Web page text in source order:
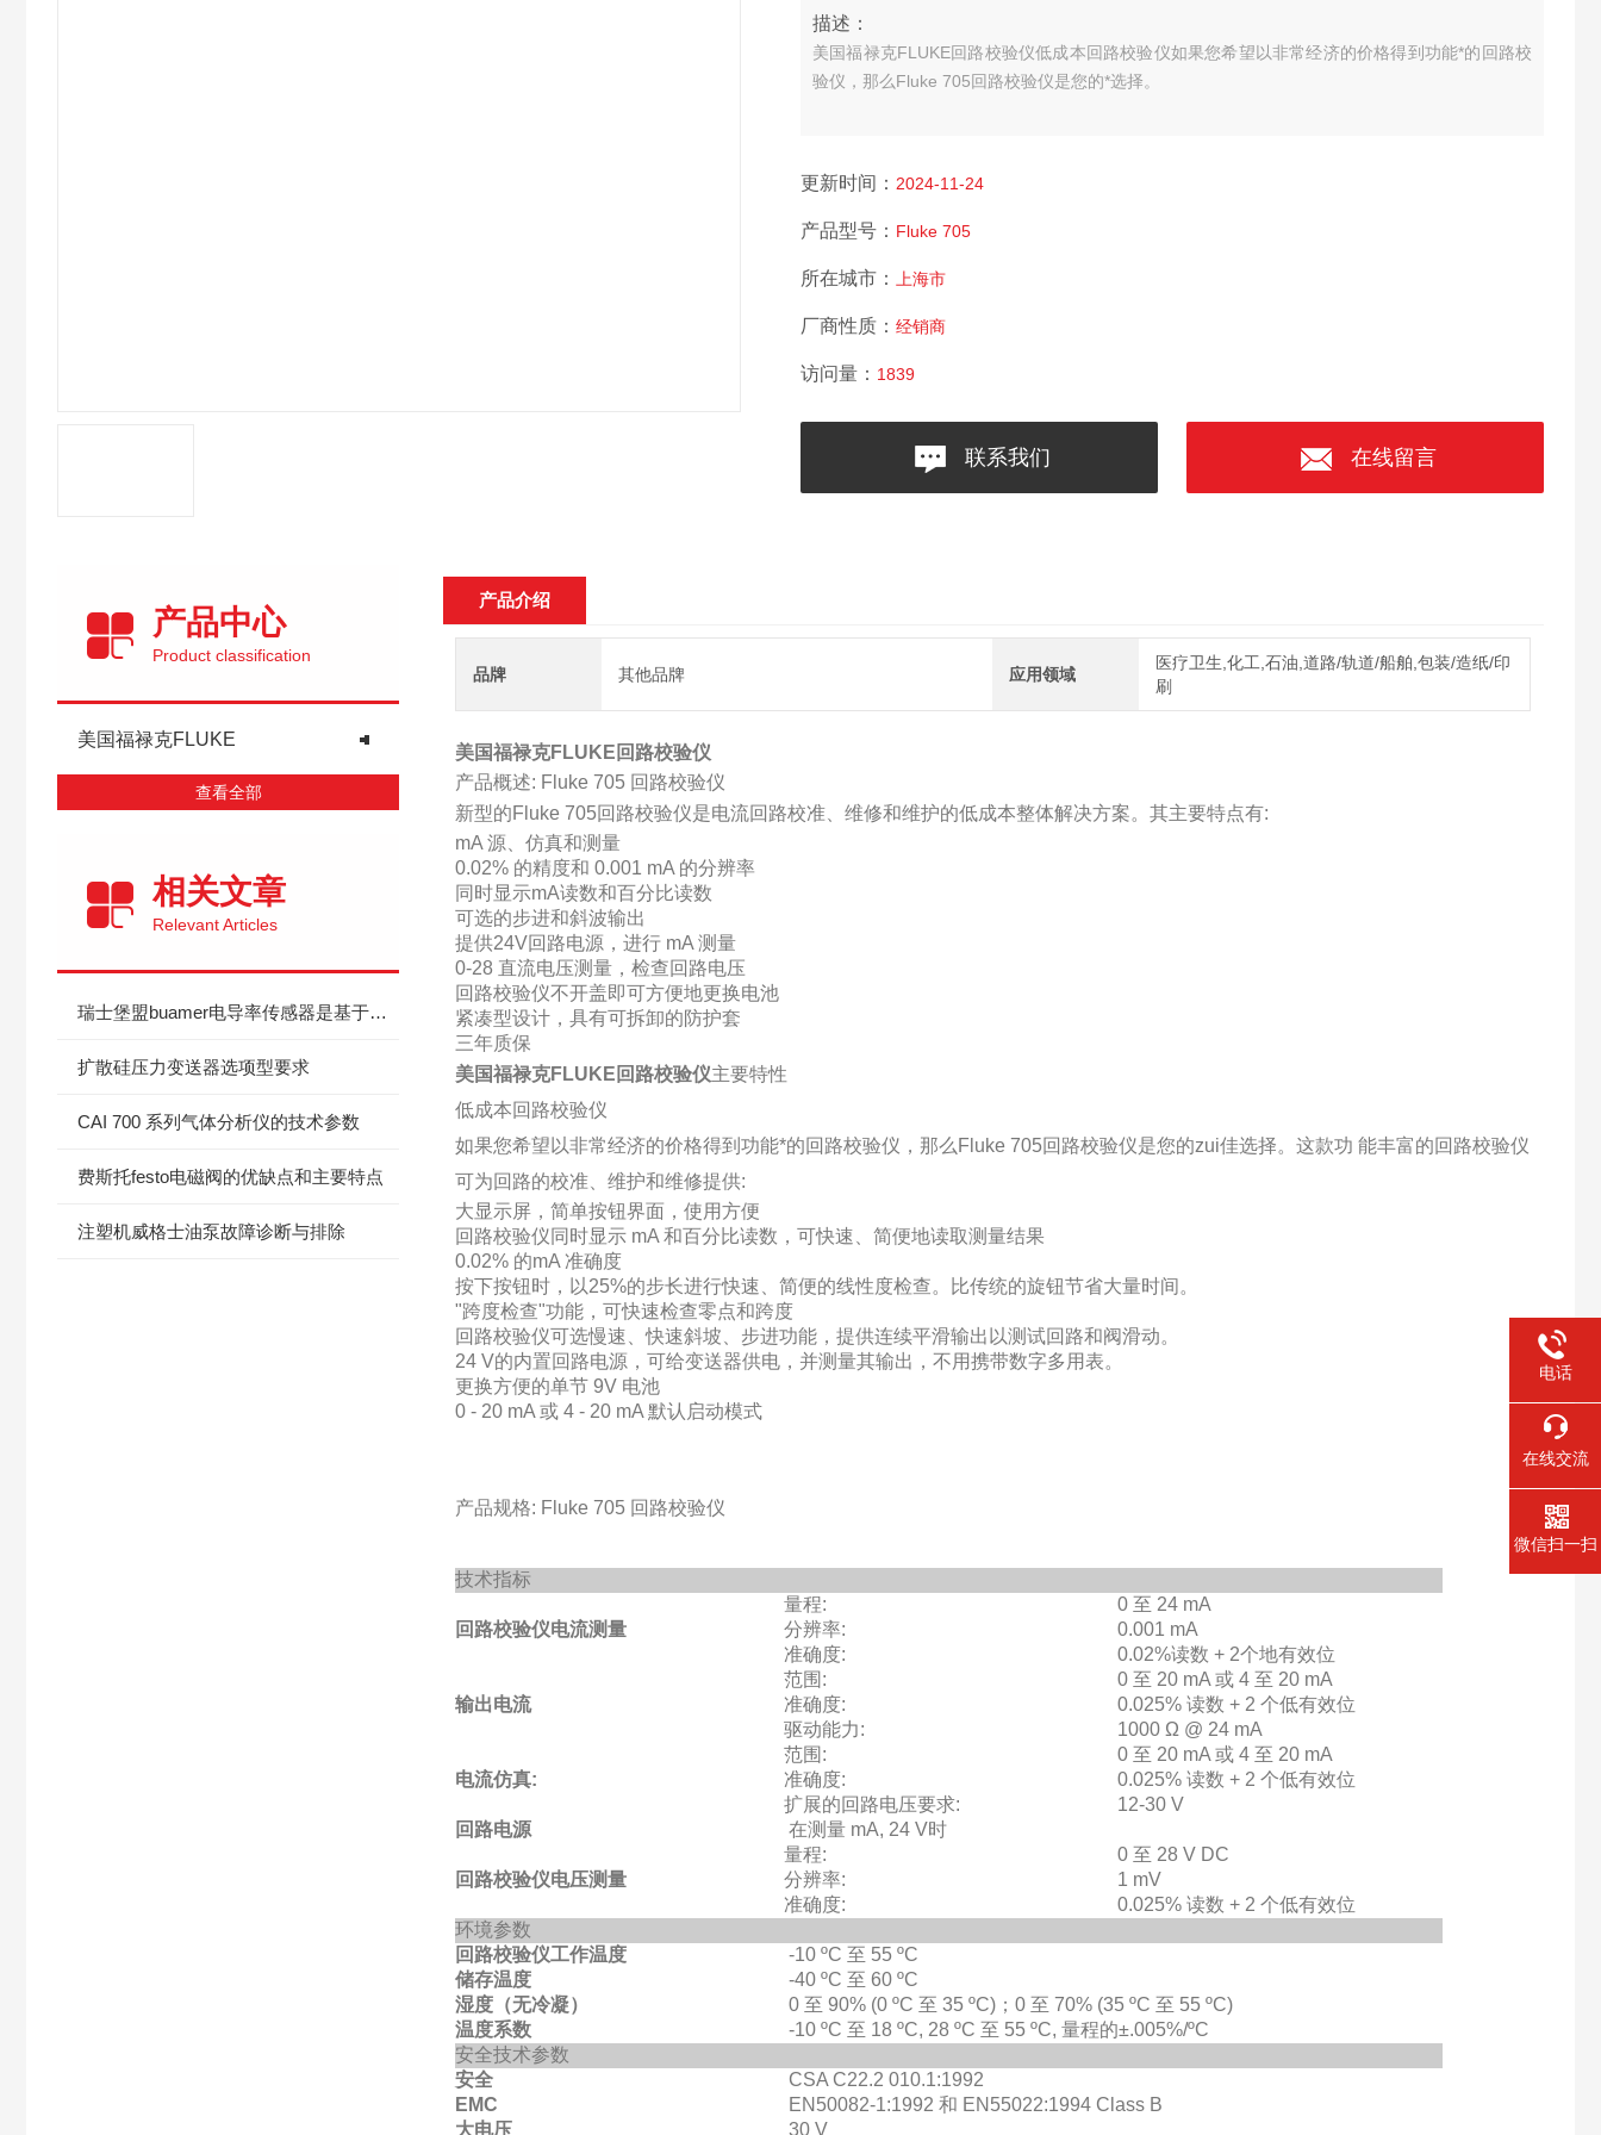
描述：
美国福禄克FLUKE回路校验仪低成本回路校验仪如果您希望以非常经济的价格得到功能*的回路校
验仪，那么Fluke 705回路校验仪是您的*选择。
更新时间： 2024-11-24
产品型号： Fluke 705
所在城市： 上海市
厂商性质： 经销商
访问量： 1839
联系我们 在线留言
产品中心
Product classification
美国福禄克FLUKE
查看全部
相关文章
Relevant Articles
瑞士堡盟buamer电导率传感器是基于感应式测量原理
扩散硅压力变送器选项型要求
CAI 700 系列气体分析仪的技术参数
费斯托festo电磁阀的优缺点和主要特点
注塑机威格士油泵故障诊断与排除
产品介绍
品牌 其他品牌 应用领域
医疗卫生,化工,石油,道路/轨道/船舶,包装/造纸/印
刷
美国福禄克FLUKE回路校验仪
产品概述: Fluke 705 回路校验仪
新型的Fluke 705回路校验仪是电流回路校准、维修和维护的低成本整体解决方案。其主要特点有:
mA 源、仿真和测量
0.02% 的精度和 0.001 mA 的分辨率
同时显示mA读数和百分比读数
可选的步进和斜波输出
提供24V回路电源，进行 mA 测量
0-28 直流电压测量，检查回路电压
回路校验仪不开盖即可方便地更换电池
紧凑型设计，具有可拆卸的防护套
三年质保
美国福禄克FLUKE回路校验仪主要特性
低成本回路校验仪
如果您希望以非常经济的价格得到功能*的回路校验仪，那么Fluke 705回路校验仪是您的zui佳选择。这款功 能丰富的回路校验仪
可为回路的校准、维护和维修提供:
大显示屏，简单按钮界面，使用方便
回路校验仪同时显示 mA 和百分比读数，可快速、简便地读取测量结果
0.02% 的mA 准确度
按下按钮时，以25%的步长进行快速、简便的线性度检查。比传统的旋钮节省大量时间。
"跨度检查"功能，可快速检查零点和跨度
回路校验仪可选慢速、快速斜坡、步进功能，提供连续平滑输出以测试回路和阀滑动。
24 V的内置回路电源，可给变送器供电，并测量其输出，不用携带数字多用表。
更换方便的单节 9V 电池
0 - 20 mA 或 4 - 20 mA 默认启动模式
产品规格: Fluke 705 回路校验仪
技术指标
回路校验仪电流测量
量程:
0 至 24 mA
分辨率:
0.001 mA
准确度:
0.02%读数 + 2个地有效位
输出电流
范围:
0 至 20 mA 或 4 至 20 mA
准确度:
0.025% 读数 + 2 个低有效位
驱动能力:
1000 Ω @ 24 mA
电流仿真:
范围:
0 至 20 mA 或 4 至 20 mA
准确度:
0.025% 读数 + 2 个低有效位
扩展的回路电压要求:
12-30 V
回路电源
在测量 mA, 24 V时
回路校验仪电压测量
量程:
0 至 28 V DC
分辨率:
1 mV
准确度:
0.025% 读数 + 2 个低有效位
环境参数
回路校验仪工作温度
-10 ºC 至 55 ºC
储存温度
-40 ºC 至 60 ºC
湿度（无冷凝）
0 至 90% (0 ºC 至 35 ºC)；0 至 70% (35 ºC 至 55 ºC)
温度系数
-10 ºC 至 18 ºC, 28 ºC 至 55 ºC, 量程的±.005%/ºC
安全技术参数
安全
CSA C22.2 010.1:1992
EMC
EN50082-1:1992 和 EN55022:1994 Class B
大电压
30 V
电话
在线交流
微信扫一扫